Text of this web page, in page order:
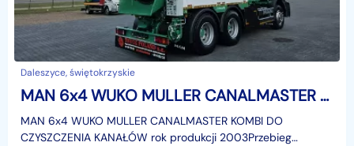
Daleszyce, świętokrzyskie
MAN 6x4 WUKO MULLER CANALMASTER KOMBI DO CZYSZCZENIA KANAŁÓW 6x4 WUKO MULLER CANALMASTER KOMBI DO CZYSZCZENIA KANAŁÓW
MAN 6x4 WUKO MULLER CANALMASTER KOMBI DO
CZYSZCZENIA KANAŁÓW rok produkcji 2003Przebieg